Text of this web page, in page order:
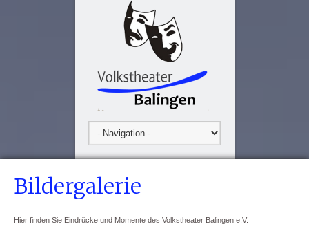
Bildergalerie
Hier finden Sie Eindrücke und Momente des Volkstheater Balingen e.V.